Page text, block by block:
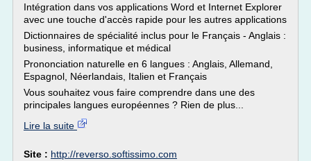
Intégration dans vos applications Word et Internet Explorer
avec une touche d'accès rapide pour les autres applications
Dictionnaires de spécialité inclus pour le Français - Anglais :
business, informatique et médical
Prononciation naturelle en 6 langues : Anglais, Allemand,
Espagnol, Néerlandais, Italien et Français
Vous souhaitez vous faire comprendre dans une des
principales langues européennes ? Rien de plus...
Lire la suite
Site : http://reverso.softissimo.com